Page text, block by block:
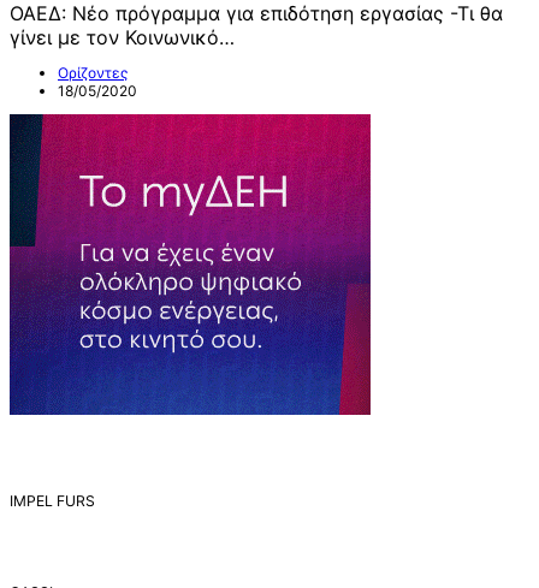
ΟΑΕΔ: Νέο πρόγραμμα για επιδότηση εργασίας -Τι θα
γίνει με τον Κοινωνικό…
Ορίζοντες
18/05/2020
IMPEL FURS